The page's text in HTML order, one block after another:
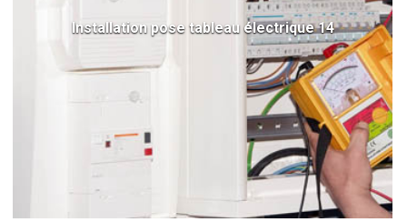
Installation pose tableau électrique 14